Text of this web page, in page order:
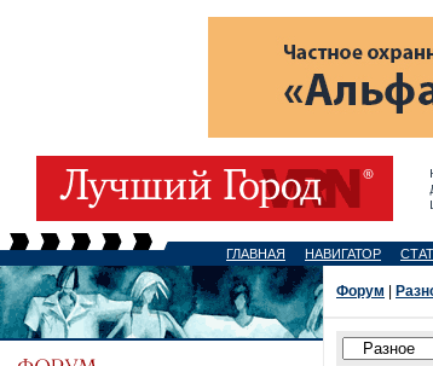
ГЛАВНАЯ НАВИГАТОР
Форум